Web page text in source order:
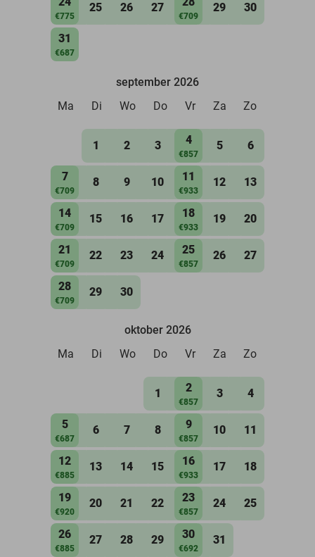
€775
25 26 27
€709
29 30
31
€687
september 2026
Ma
Di Wo Do Vr Za Zo
1 2 3 4
€857
5 6
7
€709
8 9 10 11
€933
12 13
14
€709
15 16 17 18
€933
19 20
21
€709
22 23 24 25
€857
26 27
28
€709
29 30
oktober 2026
Ma
Di Wo Do Vr Za Zo
1 2
€857
3 4
5
€687
6 7 8 9
€857
10 11
12
€885
13 14 15 16
€933
17 18
19
€920
20 21 22 23
€857
24 25
26
€885
27 28 29 30
€692
31